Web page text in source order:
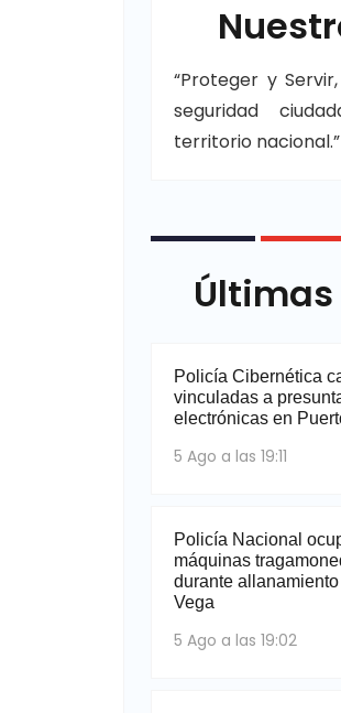
“Proteger y
seguridad
territorio nacional.”
Policía Cibernética
vinculadas a
electrónicas en
5 Ago a las 19:11
Policía Nacional
máquinas
durante
Vega
5 Ago a las 19:02